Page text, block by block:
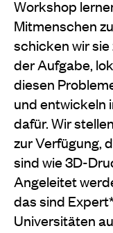
Workshop
Mitmenschen
schicken wir
der Aufgabe,
diesen
und entwickeln
dafür. Wir
zur Verfügung,
sind wie 3D-
Angeleitet
das sind
Universitäten